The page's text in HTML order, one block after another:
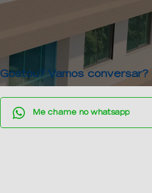
Gostou? Vamos conversar?
Me chame no whatsapp